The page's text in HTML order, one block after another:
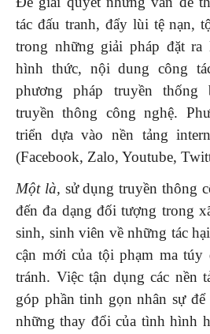
tác đấu tranh, đẩy lùi tệ nạn,
trong những giải pháp đặt
hình thức, nội dung công
phương pháp truyền thống
truyền thông công nghệ.
triển dựa vào nền tảng
(Facebook, Zalo, Youtube,
Một là, sử dụng truyền thông
đến đa dạng đối tượng trong
sinh, sinh viên về những tác
cận mới của tội phạm ma túy
tránh. Việc tận dụng các nền
góp phần tinh gọn nhân sự
những thay đổi của tình hình